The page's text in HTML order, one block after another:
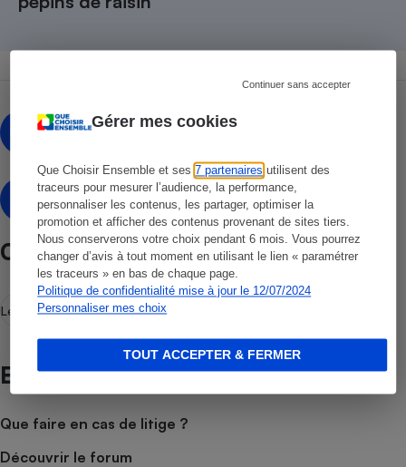
Gérer mes cookies
Que Choisir Ensemble et ses7 partenaires utilisent des
traceurs pour mesurer l’audience, la performance,
personnaliser les contenus, les partager, optimiser la
promotion et afficher des contenus provenant de sites tiers.
Nous conserverons votre choix pendant 6 mois. Vous pourrez
changer d’avis à tout moment en utilisant le lien « paramétrer
les traceurs » en bas de chaque page.
Politique de confidentialité mise à jour le 12/07/2024
Personnaliser mes choix
Continuer sans accepter
TOUT ACCEPTER & FERMER
Marie-Noëlle Delaby
Claire Garnier
Rédactrice technique
Comparatif Huiles de pépins de raisin
Les résultats du test Meilleurs choix
Et aussi
Que faire en cas de litige ?
Découvrir le forum